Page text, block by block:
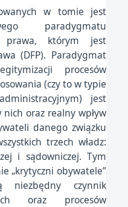
w tomie jest
paradygmatu
prawa, którym jest
(DFP). Paradygmat
procesów
(czy to w typie
jest
nich oraz realny wpływ
danego związku
trzech władz:
i sądowniczej. Tym
„krytyczni obywatele”
niezbędny czynnik
oraz procesów